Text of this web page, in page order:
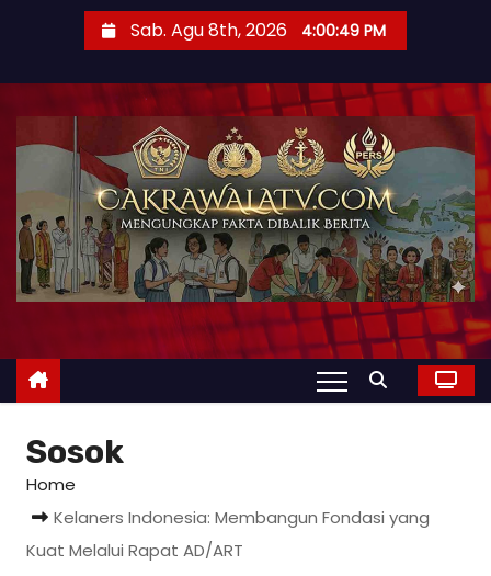
Sab. Agu 8th, 2026 4:00:51 PM
Sosok
Home
Kelaners Indonesia: Membangun Fondasi yang
Kuat Melalui Rapat AD/ART